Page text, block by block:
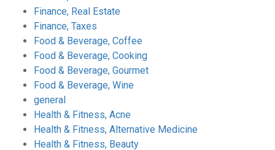
Finance, Real Estate
Finance, Taxes
Food & Beverage, Coffee
Food & Beverage, Cooking
Food & Beverage, Gourmet
Food & Beverage, Wine
general
Health & Fitness, Acne
Health & Fitness, Alternative Medicine
Health & Fitness, Beauty